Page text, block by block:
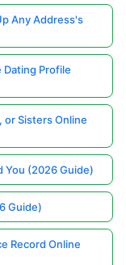
Any Address's
Profile
or Sisters Online
You (2026 Guide)
Guide)
Record Online